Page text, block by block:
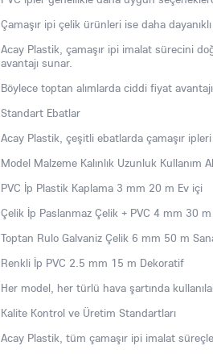
Çamaşır ipi çelik ürünleri ise daha
Acay Plastik, çamaşır ipi imalat sürecini
avantajı sunar.
Böylece toptan alımlarda ciddi fiyat
Standart Ebatlar
Acay Plastik, çeşitli ebatlarda çamaşır
Model Malzeme Kalınlık Uzunluk Kullanım
PVC İp Plastik Kaplama 3 mm 20 m Ev içi
Çelik İp Paslanmaz Çelik + PVC 4 mm 30 m
Toptan Rulo Galvaniz Çelik 6 mm 50 m
Renkli İp PVC 2.5 mm 15 m Dekoratif
Her model, her türlü hava şartında
Kalite Kontrol ve Üretim Standartları
Acay Plastik, tüm çamaşır ipi imalat